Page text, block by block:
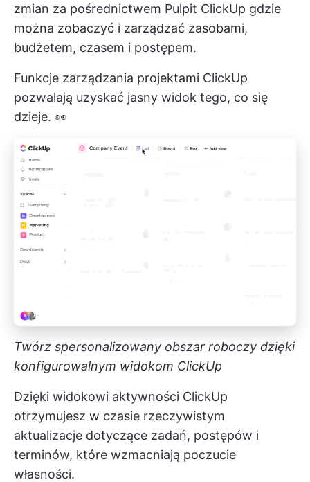
zmian za pośrednictwem Pulpit ClickUp gdzie
można zobaczyć i zarządzać zasobami,
budżetem, czasem i postępem.
Funkcje zarządzania projektami ClickUp
pozwalają uzyskać jasny widok tego, co się
dzieje. 👀
Twórz spersonalizowany obszar roboczy dzięki
konfigurowalnym widokom ClickUp
Dzięki widokowi aktywności ClickUp
otrzymujesz w czasie rzeczywistym
aktualizacje dotyczące zadań, postępów i
terminów, które wzmacniają poczucie
własności.